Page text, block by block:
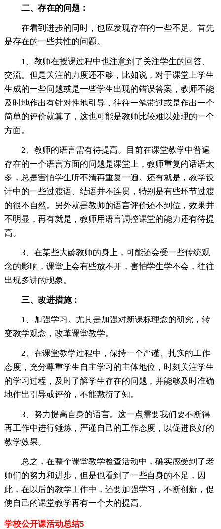
二、存在的问题：
在看到进步的同时，也应发现存在的一些不足。首先
是存在的一些共性的问题。
1、教师在授课过程中也注意到了关注学生的回答、
交流。但是关注的力度还不够，比如说，对于课堂上学生
生成的一些问题或是一些学生出现的错误答案，教师不能
及时地作出有针对性地引导，往往一笔带过或是作出一个
简单的评价就算了，这也可能是教师比较难以处理的一个
方面。
2、教师的语言需有待提高。目前在课堂教学中普遍
存在的一个语言方面的问题是课堂上，教师重复的话语太
多，总是害怕学生听不清再重复一遍。还有就是，教学设
计中的一些过渡语、结语并不连贯，特别是有些环节过渡
的很不自然。另外就是教师的语言评价还不到位，效果并
不明显，再有就是，教师用语言调控课堂的能力还有待提
高。
3、在某些大龄教师的身上，可能还会受一些传统观
念的影响，课堂上会有些放不开，害怕学生学不会，往往
出现多讲的现象。
三、改进措施：
1、加强学习。尤其是加强对新课标理念的研究，转
变教学观念，改革课堂教学。
2、在课堂教学过程中，保持一个严谨、扎实的工作
态度，充分尊重学生自主学习的主体地位，时刻关注学生
的学习过程，及时了解学生存在的问题，并能够及时准确
地作出引导或评价，不能敷衍了知。
3、努力提高自身的语言。这一点需要我们要不断得
再工作中进行锤炼，严谨自己的工作态度，以促进良好的
教学效果。
总之，在整个课堂教学检查活动中，确实感受到了老
师们的努力和进步，但是也看到了一些自身的不足，因
此，在以后的教学工作中，还要加强学习，不断创新，促
使自己的课堂教学再有一个大的提高。
学校公开课活动总结5